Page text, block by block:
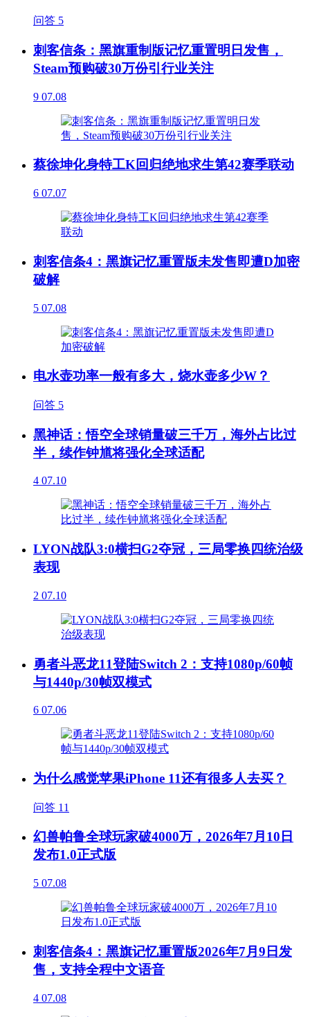
问答 5
刺客信条：黑旗重制版记忆重置明日发售，
Steam预购破30万份引行业关注
9 07.08
蔡徐坤化身特工K回归绝地求生第42赛季联动
6 07.07
刺客信条4：黑旗记忆重置版未发售即遭D加密
破解
5 07.08
电水壶功率一般有多大，烧水壶多少W？
问答 5
黑神话：悟空全球销量破三千万，海外占比过
半，续作钟馗将强化全球适配
4 07.10
LYON战队3:0横扫G2夺冠，三局零换四统治级
表现
2 07.10
勇者斗恶龙11登陆Switch 2：支持1080p/60帧
与1440p/30帧双模式
6 07.06
为什么感觉苹果iPhone 11还有很多人去买？
问答 11
幻兽帕鲁全球玩家破4000万，2026年7月10日
发布1.0正式版
5 07.08
刺客信条4：黑旗记忆重置版2026年7月9日发
售，支持全程中文语音
4 07.08